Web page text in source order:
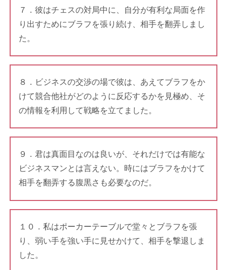
７．彼はチェスの対局中に、自分が有利な局面を作
り出すためにブラフを張り続け、相手を翻弄しまし
た。
８．ビジネスの交渉の場で彼は、あえてブラフをか
けて競合他社がどのように反応するかを見極め、そ
の情報を利用して戦略を立てました。
９．君は真面目なのは良いが、それだけでは有能な
ビジネスマンとは言えない。時にはブラフをかけて
相手を翻弄する腹黒さも必要なのだ。
１０．私はポーカーテーブルで堂々とブラフを張
り、弱い手を強い手に見せかけて、相手を撃退しま
した。